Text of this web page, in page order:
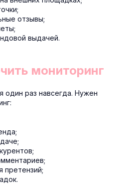
отзывы;
выдачей.
мониторинг
один раз навсегда. Нужен
претензий;